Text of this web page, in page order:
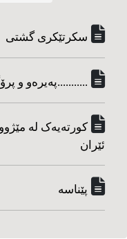
سکرتێکری گشتی
...........په‌یره‌و و
کورته‌یه‌ک له
ئێران
پێناسه‌